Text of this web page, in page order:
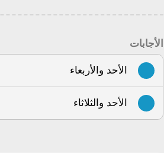
الأجابات
الأحد والأربعاء
الأحد والثلاثاء